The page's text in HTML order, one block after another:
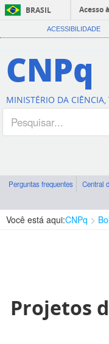
BRASIL
Acesso
ACESSIBILIDADE
CNPq
MINISTÉRIO DA
Perguntas frequentes Central
Você está aqui:CNPq
Projetos